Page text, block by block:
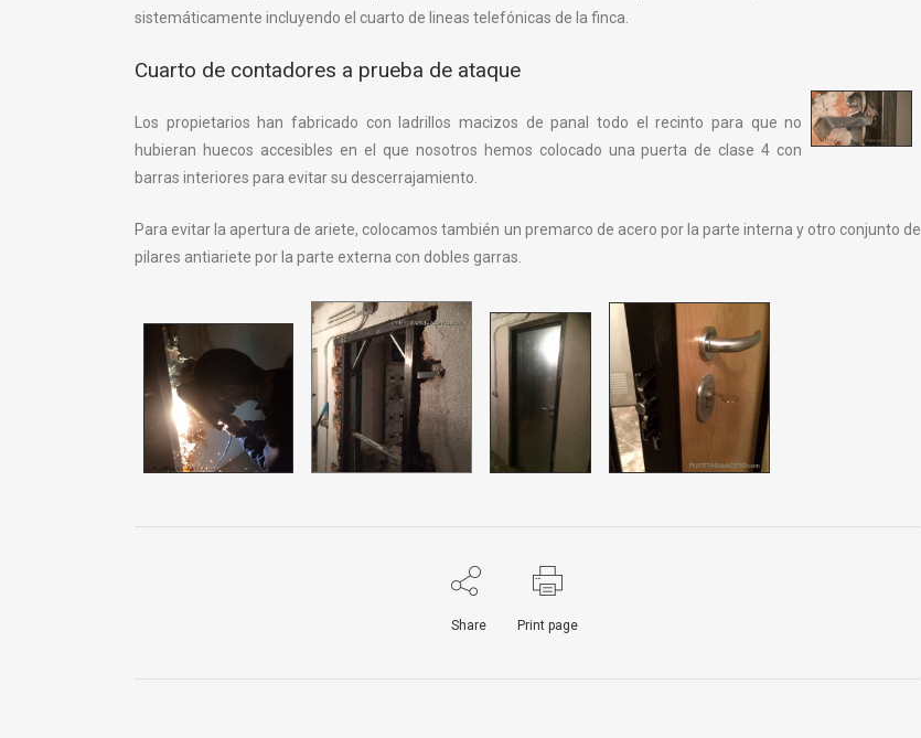
sistemáticamente incluyendo el cuarto de lineas telefónicas de la finca.
Cuarto de contadores a prueba de ataque
Los propietarios han fabricado con ladrillos macizos de panal todo el recinto para que no
hubieran huecos accesibles en el que nosotros hemos colocado una puerta de clase 4 con
barras interiores para evitar su descerrajamiento.
Para evitar la apertura de ariete, colocamos también un premarco de acero por la parte interna y otro conjunto de
pilares antiariete por la parte externa con dobles garras.
Share Print page